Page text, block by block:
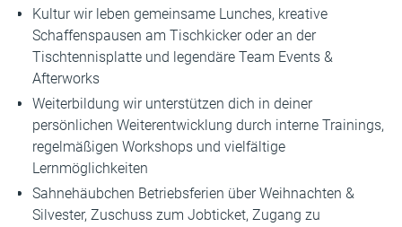
Kultur wir leben gemeinsame Lunches, kreative
Schaffenspausen am Tischkicker oder an der
Tischtennisplatte und legendäre Team Events &
Afterworks
Weiterbildung wir unterstützen dich in deiner
persönlichen Weiterentwicklung durch interne Trainings,
regelmäßigen Workshops und vielfältige
Lernmöglichkeiten
Sahnehäubchen Betriebsferien über Weihnachten &
Silvester, Zuschuss zum Jobticket, Zugang zu